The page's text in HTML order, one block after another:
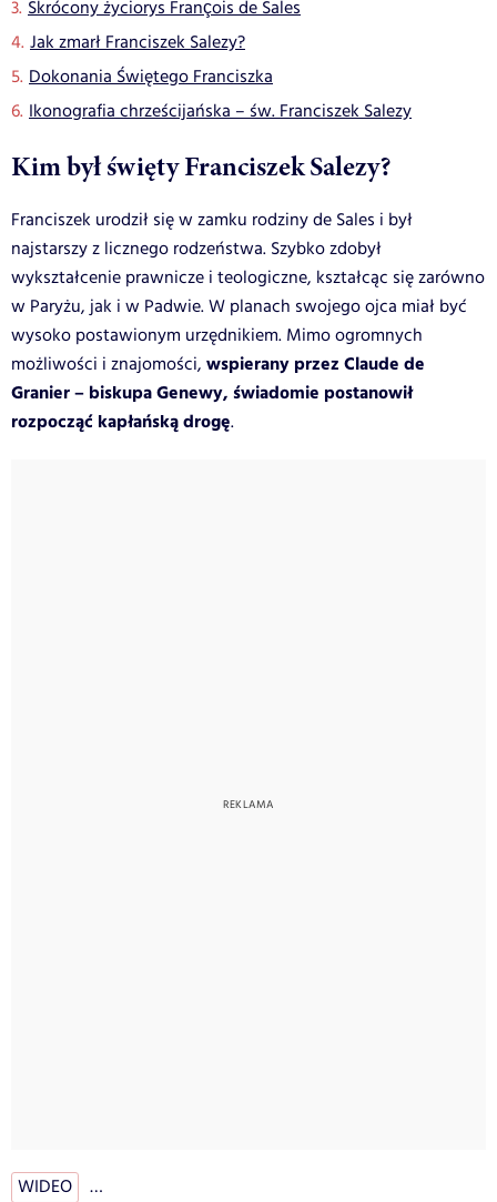
Skrócony życiorys François de Sales
Jak zmarł Franciszek Salezy?
Dokonania Świętego Franciszka
Ikonografia chrześcijańska – św. Franciszek Salezy
Kim był święty Franciszek Salezy?
Franciszek urodził się w zamku rodziny de Sales i był
najstarszy z licznego rodzeństwa. Szybko zdobył
wykształcenie prawnicze i teologiczne, kształcąc się zarówno
w Paryżu, jak i w Padwie. W planach swojego ojca miał być
wysoko postawionym urzędnikiem. Mimo ogromnych
możliwości i znajomości, wspierany przez Claude de
Granier – biskupa Genewy, świadomie postanowił
rozpocząć kapłańską drogę.
WIDEO …